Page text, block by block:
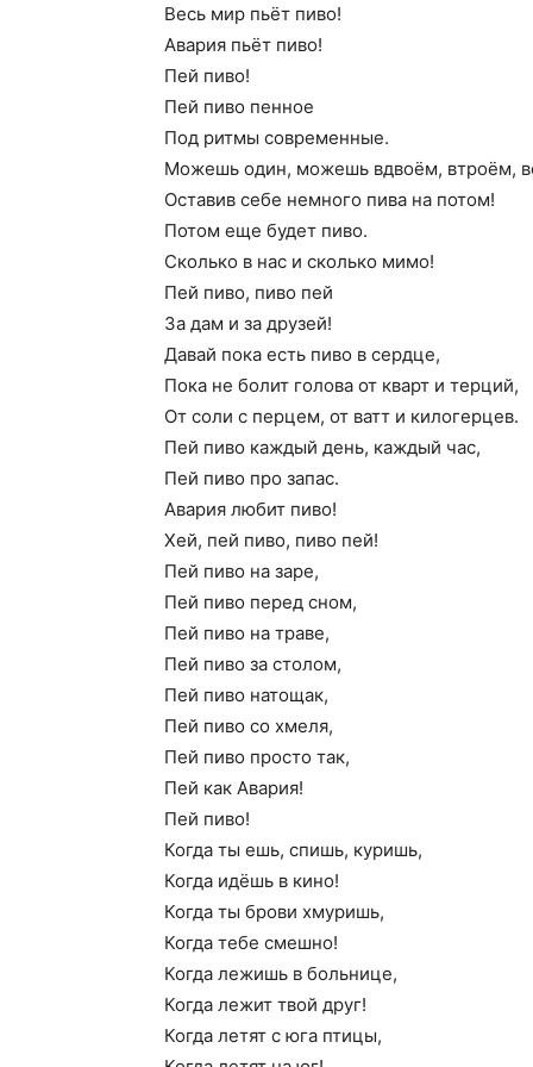
Весь мир пьёт пиво!
Авария пьёт пиво!
Пей пиво!
Пей пиво пенное
Под ритмы современные.
Можешь один, можешь вдвоём, втроём,
Оставив себе немного пива на потом!
Потом еще будет пиво.
Сколько в нас и сколько мимо!
Пей пиво, пиво пей
За дам и за друзей!
Давай пока есть пиво в сердце,
Пока не болит голова от кварт и терций,
От соли с перцем, от ватт и килогерцев.
Пей пиво каждый день, каждый час,
Пей пиво про запас.
Авария любит пиво!
Хей, пей пиво, пиво пей!
Пей пиво на заре,
Пей пиво перед сном,
Пей пиво на траве,
Пей пиво за столом,
Пей пиво натощак,
Пей пиво со хмеля,
Пей пиво просто так,
Пей как Авария!
Пей пиво!
Когда ты ешь, спишь, куришь,
Когда идёшь в кино!
Когда ты брови хмуришь,
Когда тебе смешно!
Когда лежишь в больнице,
Когда лежит твой друг!
Когда летят с юга птицы,